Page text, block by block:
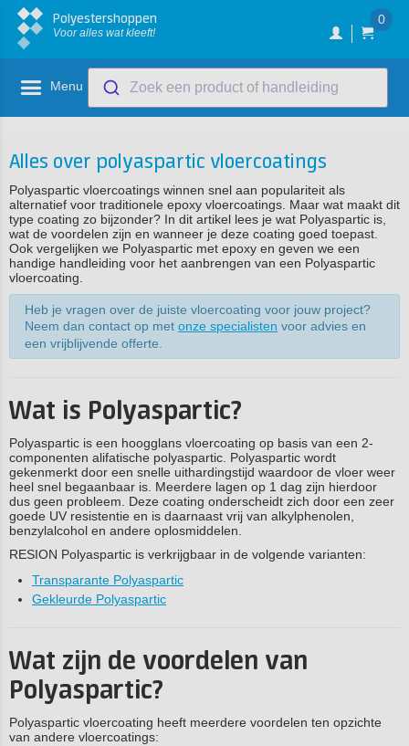
Polyestershoppen
Voor alles wat kleeft!
0
Menu Zoek een product of handleiding
Alles over polyaspartic vloercoatings
Polyaspartic vloercoatings winnen snel aan populariteit als
alternatief voor traditionele epoxy vloercoatings. Maar wat maakt dit
type coating zo bijzonder? In dit artikel lees je wat Polyaspartic is,
wat de voordelen zijn en wanneer je deze coating goed toepast.
Ook vergelijken we Polyaspartic met epoxy en geven we een
handige handleiding voor het aanbrengen van een Polyaspartic
vloercoating.
Heb je vragen over de juiste vloercoating voor jouw project?
Neem dan contact op met onze specialisten voor advies en
een vrijblijvende offerte.
Wat is Polyaspartic?
Polyaspartic is een hoogglans vloercoating op basis van een 2-
componenten alifatische polyaspartic. Polyaspartic wordt
gekenmerkt door een snelle uithardingstijd waardoor de vloer weer
heel snel begaanbaar is. Meerdere lagen op 1 dag zijn hierdoor
dus geen probleem. Deze coating onderscheidt zich door een zeer
goede UV resistentie en is daarnaast vrij van alkylphenolen,
benzylalcohol en andere oplosmiddelen.
RESION Polyaspartic is verkrijgbaar in de volgende varianten:
Transparante Polyaspartic
Gekleurde Polyaspartic
Wat zijn de voordelen van
Polyaspartic?
Polyaspartic vloercoating heeft meerdere voordelen ten opzichte
van andere vloercoatings: